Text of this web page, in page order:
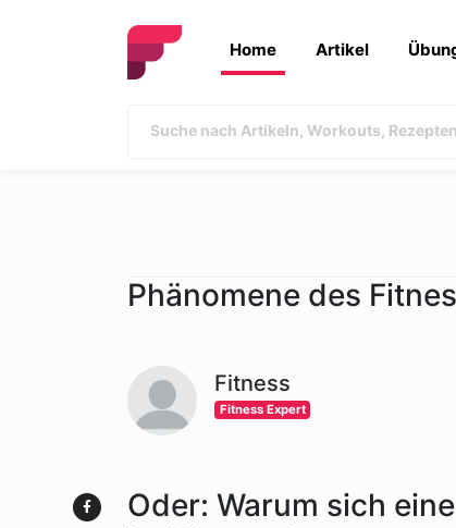
Home Artikel
Phänomene des
Fitness
Fitness Expert
Oder: Warum sich